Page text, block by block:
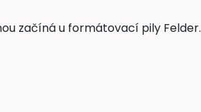
začíná u formátovací pily Felder.